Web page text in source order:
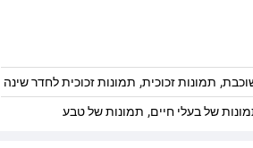
, תמונות זכוכית, תמונות זכוכית לחדר שינה
של בעלי חיים, תמונות של טבע